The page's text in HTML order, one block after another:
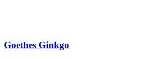
Goethes Ginkgo